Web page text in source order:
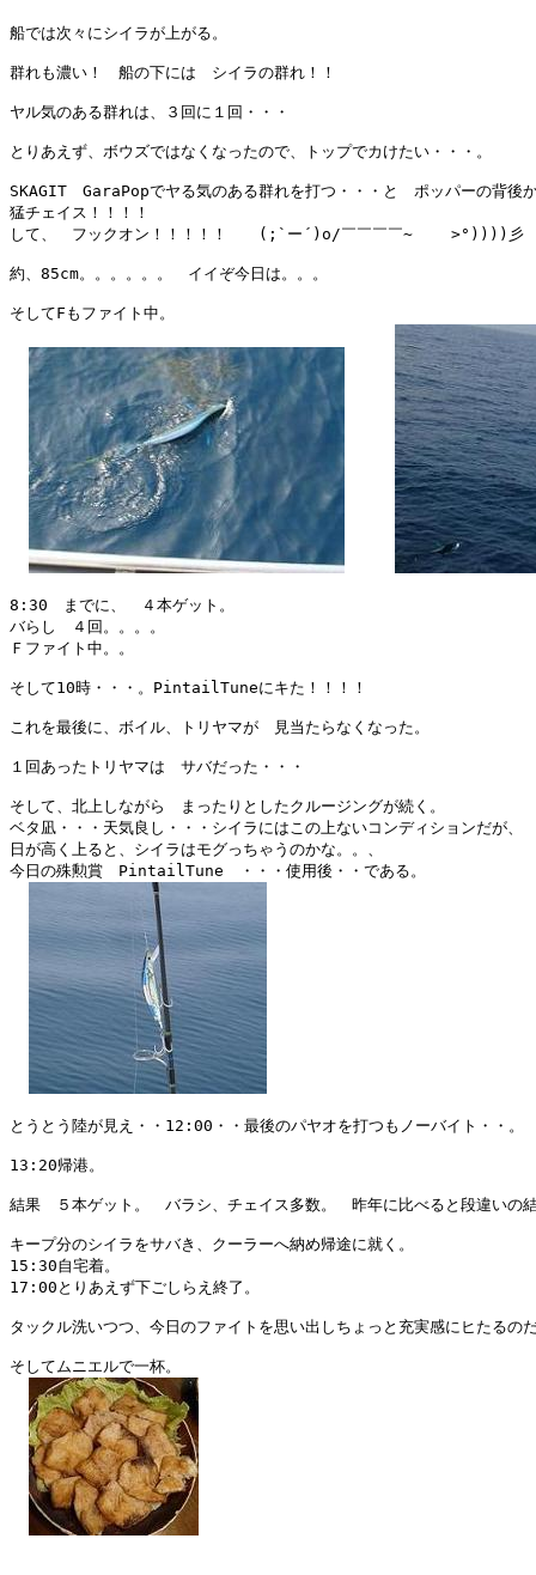
船では次々にシイラが上がる。
群れも濃い！　船の下には　シイラの群れ！！
ヤル気のある群れは、３回に１回・・・
とりあえず、ボウズではなくなったので、トップでカけたい・・・。
SKAGIT　GaraPopでヤる気のある群れを打つ・・・と　ポッパーの背後
猛チェイス！！！！
して、　フックオン！！！！！　　(;`ー´)o/￣￣￣￣~    >°))))彡
約、85cm。。。。。。　イイぞ今日は。。。
そしてFもファイト中。
8:30　までに、　４本ゲット。
バらし　４回。。。。
Ｆファイト中。。
そして10時・・・。PintailTuneにキた！！！！
これを最後に、ボイル、トリヤマが　見当たらなくなった。
１回あったトリヤマは　サバだった・・・
そして、北上しながら　まったりとしたクルージングが続く。
ベタ凪・・・天気良し・・・シイラにはこの上ないコンディションだが、
日が高く上ると、シイラはモグっちゃうのかな。。、
今日の殊勲賞　PintailTune　・・・使用後・・である。
とうとう陸が見え・・12:00・・最後のパヤオを打つもノーバイト・・。
13:20帰港。
結果　５本ゲット。　バラシ、チェイス多数。　昨年に比べると段違いの
キープ分のシイラをサバき、クーラーへ納め帰途に就く。
15:30自宅着。
17:00とりあえず下ごしらえ終了。
タックル洗いつつ、今日のファイトを思い出しちょっと充実感にヒたるの
そしてムニエルで一杯。